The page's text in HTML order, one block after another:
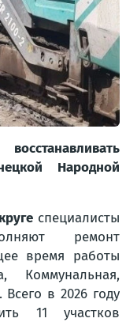
Народной
специалисты
ремонт
время работы
Всего в 2026 году
11 участков